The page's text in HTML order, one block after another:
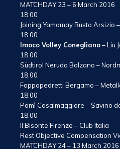
MATCHDAY 23 – 6 March 2016
18.00
Joining Yamamay Busto Arsizio
18.00
Imoco Volley Conegliano– Liu
18.00
Südtirol Neruda Bolzano –
18.00
Foppapedretti Bergamo –
18.00
Pomì Casalmaggiore – Savino
18.00
Il Bisonte Firenze – Club Italia
Rest Objective Compensation
MATCHDAY 24 – 13 March 2016